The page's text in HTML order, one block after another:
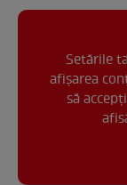
Setările
afișarea
să